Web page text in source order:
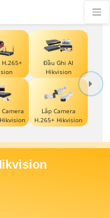
Đầu Ghi AI
Hikvision
Lắp Camera
H.265+ Hikvision